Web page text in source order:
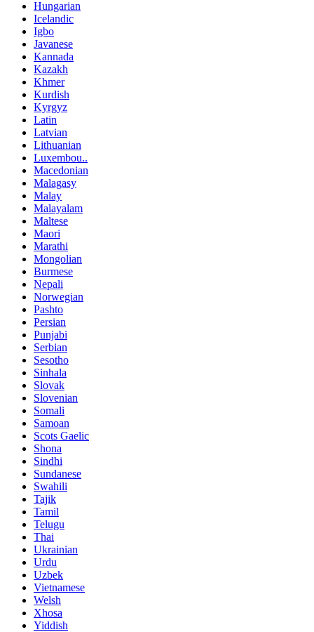
Hungarian
Icelandic
Igbo
Javanese
Kannada
Kazakh
Khmer
Kurdish
Kyrgyz
Latin
Latvian
Lithuanian
Luxembou..
Macedonian
Malagasy
Malay
Malayalam
Maltese
Maori
Marathi
Mongolian
Burmese
Nepali
Norwegian
Pashto
Persian
Punjabi
Serbian
Sesotho
Sinhala
Slovak
Slovenian
Somali
Samoan
Scots Gaelic
Shona
Sindhi
Sundanese
Swahili
Tajik
Tamil
Telugu
Thai
Ukrainian
Urdu
Uzbek
Vietnamese
Welsh
Xhosa
Yiddish